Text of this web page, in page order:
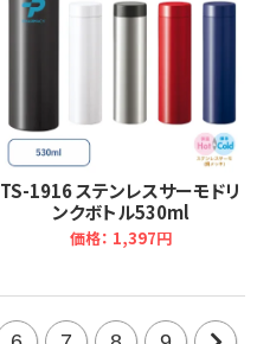
TS-1916 ステンレスサーモドリ
ンクボトル530ml
価格： 1,397円